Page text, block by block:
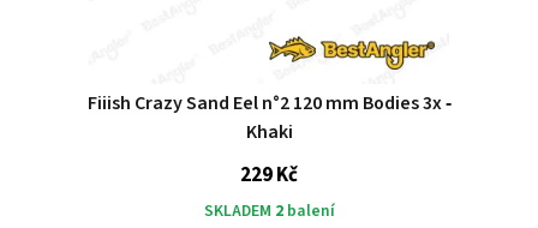
Fiiish Crazy Sand Eel n°2 120 mm Bodies 3x ‑
Khaki
229 Kč
SKLADEM 2balení